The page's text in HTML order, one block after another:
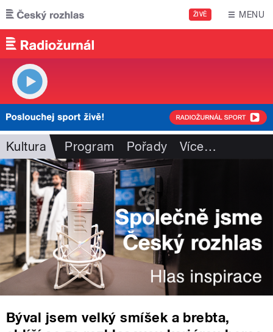
Přejít k hlavnímu obsahu
ŽIVĚ MENU
Kultura Program Pořady Více…
Býval jsem velký smíšek a brebta,